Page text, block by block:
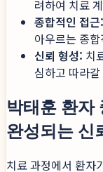
려하여 치료
종합적인 접근:
아우르는 종
신뢰 형성: 치
심하고 따라
박태훈 환자
완성되는 신
치료 과정에서 환자